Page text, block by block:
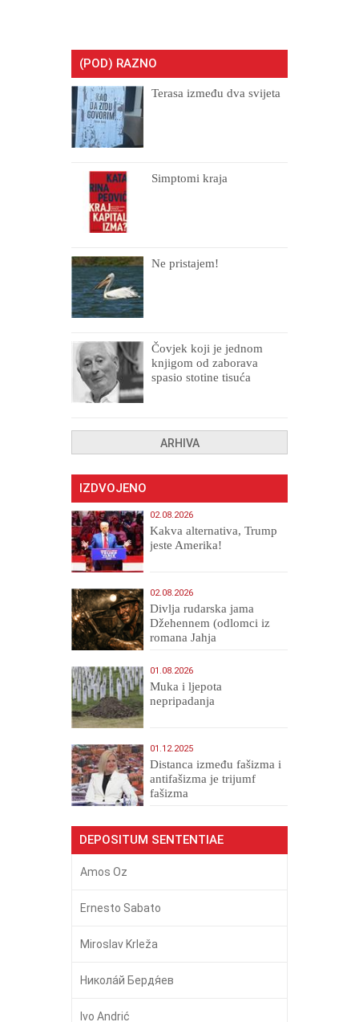
(POD) RAZNO
Terasa između dva svijeta
Simptomi kraja
Ne pristajem!
Čovjek koji je jednom
knjigom od zaborava
spasio stotine tisuća
ARHIVA
IZDVOJENO
02.08.2026
Kakva alternativa, Trump
jeste Amerika!
02.08.2026
Divlja rudarska jama
Džehennem (odlomci iz
romana Jahja
01.08.2026
Muka i ljepota
nepripadanja
01.12.2025
Distanca između fašizma i
antifašizma je trijumf
fašizma
DEPOSITUM SENTENTIAE
Amos Oz
Ernesto Sabato
Miroslav Krleža
Никола́й Бердя́ев
Ivo Andrić